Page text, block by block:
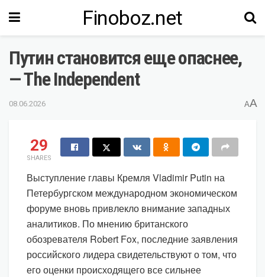
Finoboz.net
Путин становится еще опаснее,
— The Independent
08.06.2026 AA
29
SHARES
Выступление главы Кремля Vladimir Putin на
Петербургском международном экономическом
форуме вновь привлекло внимание западных
аналитиков. По мнению британского
обозревателя Robert Fox, последние заявления
российского лидера свидетельствуют о том, что
его оценки происходящего все сильнее